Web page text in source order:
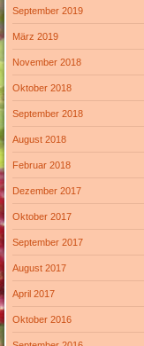
September 2019
März 2019
November 2018
Oktober 2018
September 2018
August 2018
Februar 2018
Dezember 2017
Oktober 2017
September 2017
August 2017
April 2017
Oktober 2016